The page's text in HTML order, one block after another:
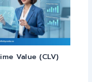
Value (CLV)